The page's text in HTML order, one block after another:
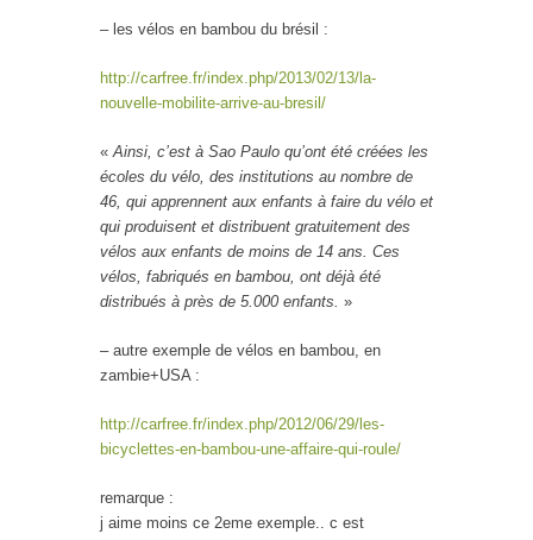
– les vélos en bambou du brésil :
http://carfree.fr/index.php/2013/02/13/la-
nouvelle-mobilite-arrive-au-bresil/
«Ainsi, c’est à Sao Paulo qu’ont été créées les
écoles du vélo, des institutions au nombre de
46, qui apprennent aux enfants à faire du vélo et
qui produisent et distribuent gratuitement des
vélos aux enfants de moins de 14 ans. Ces
vélos, fabriqués en bambou, ont déjà été
distribués à près de 5.000 enfants. »
– autre exemple de vélos en bambou, en
zambie+USA :
http://carfree.fr/index.php/2012/06/29/les-
bicyclettes-en-bambou-une-affaire-qui-roule/
remarque :
j aime moins ce 2eme exemple.. c est